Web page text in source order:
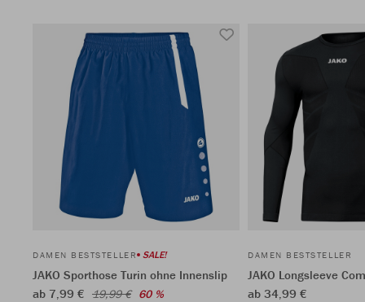
DAMEN BESTSTELLER SALE!
JAKO Sporthose Turin ohne Innenslip
ab 7,99 € 19,99 € 60 %
DAMEN BESTSTELLER
JAKO Longsleeve
ab 34,99 €